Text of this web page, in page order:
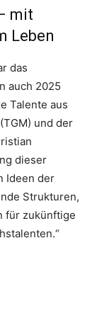
mit
Leben
das
auch 2025
Talente aus
und der
dieser
Ideen der
Strukturen,
für zukünftige